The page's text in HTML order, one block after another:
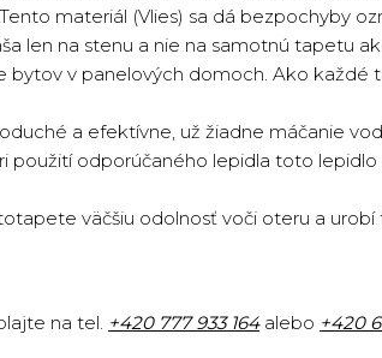
materiál (Vlies) sa dá bezpochyby
len na stenu a nie na samotnú tapetu
v panelových domoch. Ako každé
a efektívne, už žiadne máčanie
použití odporúčaného lepidla toto
väčšiu odolnosť voči oteru a
na tel. +420 777 933 164alebo +420